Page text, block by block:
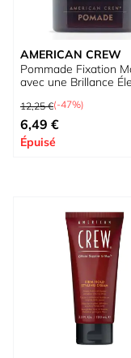
AMERICAN CREW
Pommade Fixation
avec une Brillance
Prix normal
12,25 €(-47%)
Prix spécial
6,49 €
Épuisé